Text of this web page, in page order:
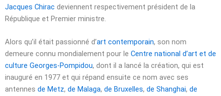
Jacques Chirac deviennent respectivement président de la
République et Premier ministre.
Alors qu’il était passionné d’art contemporain, son nom
demeure connu mondialement pour le Centre national d’art et de
culture Georges-Pompidou, dont il a lancé la création, qui est
inauguré en 1977 et qui répand ensuite ce nom avec ses
antennes de Metz, de Malaga, de Bruxelles, de Shanghai, de